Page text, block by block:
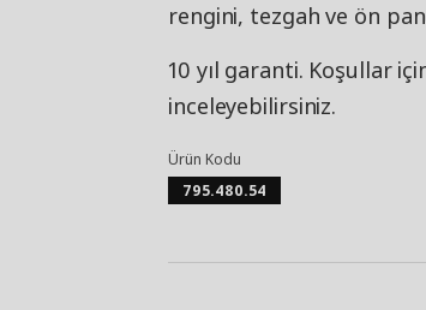
rengini, tezgah ve ön
10 yıl garanti. Koşullar
inceleyebilirsiniz.
Ürün Kodu
795.480.54